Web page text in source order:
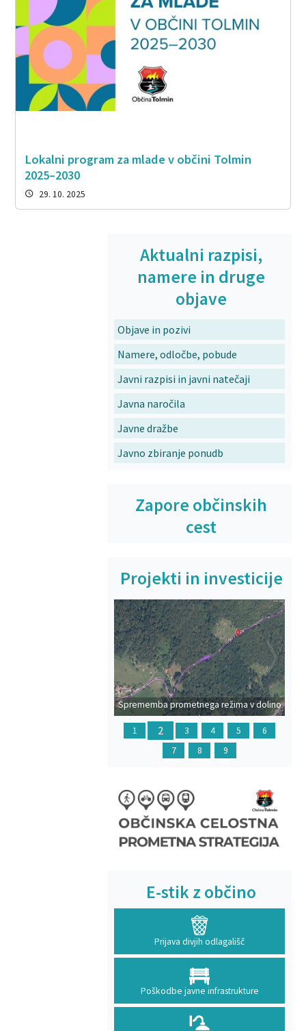
Lokalni program za mlade v občini Tolmin
2025–2030
29. 10. 2025
Aktualni razpisi,
namere in druge
objave
Objave in pozivi
Namere, odločbe, pobude
Javni razpisi in javni natečaji
Javna naročila
Javne dražbe
Javno zbiranje ponudb
Zapore občinskih
cest
Projekti in investicije
Sprememba prometnega režima v dolino
Polog
Prejšnja
1 2 3 4 5
6
7
8 9
E-stik z občino
Prijava divjih odlagališč
Poškodbe javne infrastrukture